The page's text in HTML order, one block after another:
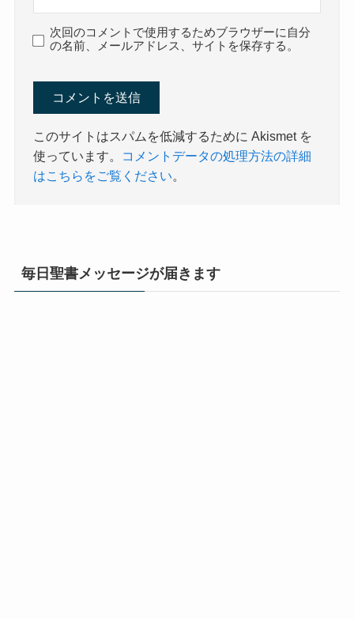
次回のコメントで使用するためブラウザーに自分
の名前、メールアドレス、サイトを保存する。
このサイトはスパムを低減するために Akismet を
使っています。
コメントデータの処理方法の詳細
はこちらをご覧ください。
毎日聖書メッセージが届きます